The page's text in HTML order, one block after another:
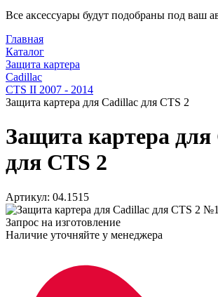
Все аксессуары будут подобраны под ваш
Главная
Каталог
Защита картера
Cadillac
CTS II 2007 - 2014
Защита картера для Cadillac для CTS 2
Защита картера
для CTS 2
Артикул: 04.1515
Запрос на изготовление
Наличие уточняйте у менеджера